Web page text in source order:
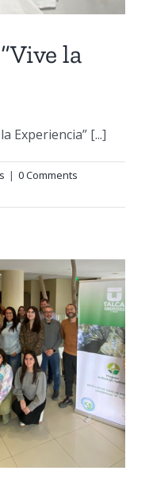
la
Experiencia” [...]
| 0 Comments